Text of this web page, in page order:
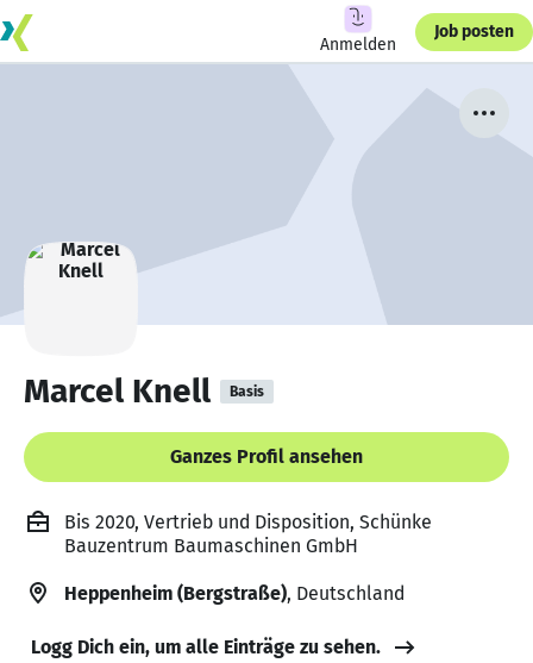
Anmelden
Job posten
Marcel Knell Basis
Ganzes Profil ansehen
Bis 2020, Vertrieb und Disposition, Schünke
Bauzentrum Baumaschinen GmbH
Heppenheim (Bergstraße), Deutschland
Logg Dich ein, um alle Einträge zu sehen.